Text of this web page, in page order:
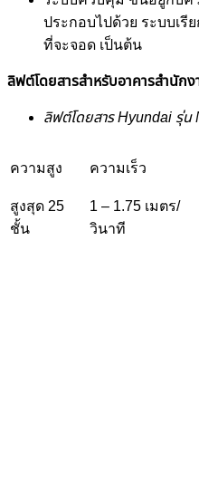
ประกอบไปด้วย ระบบเ
ที่จะจอด เป็นต้น
ลิฟต์โดยสารสำหรับอาคารสำนักง
ลิฟต์โดยสาร Hyundai รุ่น
ความสูง ความเร็ว
สูงสุด 25
ชั้น
1 – 1.75 เมตร/
วินาที